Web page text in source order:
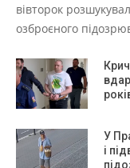
вівторок
озброєного
У
і